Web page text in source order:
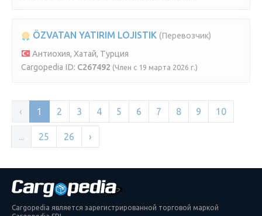
ÖZVATAN YATIRIM LOJISTIK (Перевозчик)
Антиохия, Хатай, Турция
Cargopedia ID: C267492 (Член с 19 марта 2026 г.)
‹ 1 2 3 4 5 6 7 8 9 10
... 25 26 ›
Cargopedia является зарегистрированной торговой маркой